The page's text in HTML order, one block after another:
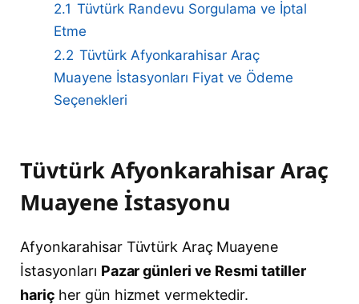
2.1 Tüvtürk Randevu Sorgulama ve İptal
Etme
2.2 Tüvtürk Afyonkarahisar Araç
Muayene İstasyonları Fiyat ve Ödeme
Seçenekleri
Tüvtürk Afyonkarahisar Araç
Muayene İstasyonu
Afyonkarahisar Tüvtürk Araç Muayene
İstasyonları Pazar günleri ve Resmi tatiller
hariç her gün hizmet vermektedir.